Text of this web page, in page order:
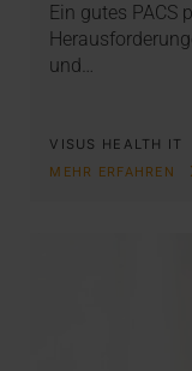
Ein gutes PACS
und…
VISUS HEALTH IT
MEHR ERFAHREN